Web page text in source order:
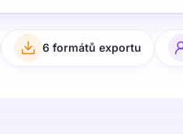
6 formátů exportu